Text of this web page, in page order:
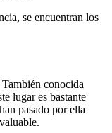
se encuentran los
También conocida
lugar es bastante
pasado por ella